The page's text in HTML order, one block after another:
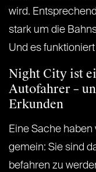
wird.
stark um die
Und es
Night City ist
Autofahrer –
Erkunden
Eine Sache
gemein: Sie sind
befahren zu